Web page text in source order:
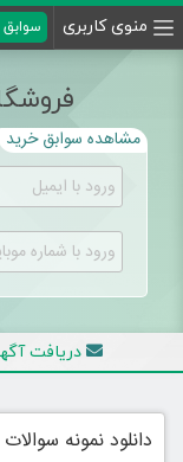
منوی کاربری
مشاهده سوابق خرید
دریافت
دانلود نمونه